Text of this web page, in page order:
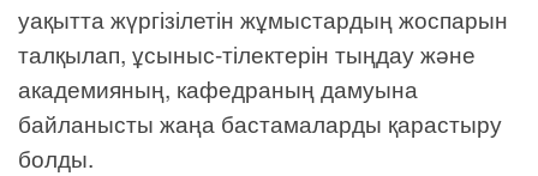
уақытта жүргізілетін жұмыстардың жоспарын
талқылап, ұсыныс-тілектерін тыңдау және
академияның, кафедраның дамуына
байланысты жаңа бастамаларды қарастыру
болды.